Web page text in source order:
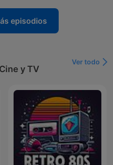
episodios
y TV
Ver todo